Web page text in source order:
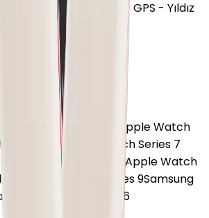
Alüminyum - 44mm - GPS - Yıldız
4
Apple Watch SE 2
Apple Watch
Series 6 Apple Watch Series 7
3 Apple Watch UltraApple Watch
2 Apple Watch Series 9Samsung
Galaxy Watch 6